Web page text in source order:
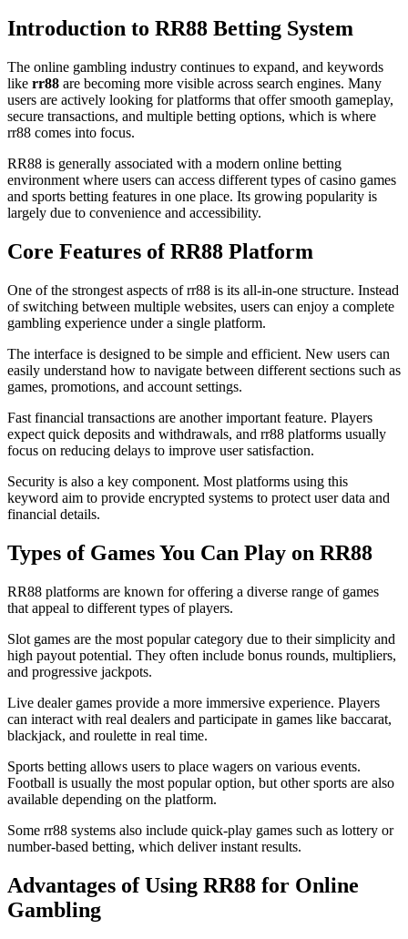
Introduction to RR88 Betting System
The online gambling industry continues to expand, and keywords
like rr88 are becoming more visible across search engines. Many
users are actively looking for platforms that offer smooth gameplay,
secure transactions, and multiple betting options, which is where
rr88 comes into focus.
RR88 is generally associated with a modern online betting
environment where users can access different types of casino games
and sports betting features in one place. Its growing popularity is
largely due to convenience and accessibility.
Core Features of RR88 Platform
One of the strongest aspects of rr88 is its all-in-one structure. Instead
of switching between multiple websites, users can enjoy a complete
gambling experience under a single platform.
The interface is designed to be simple and efficient. New users can
easily understand how to navigate between different sections such as
games, promotions, and account settings.
Fast financial transactions are another important feature. Players
expect quick deposits and withdrawals, and rr88 platforms usually
focus on reducing delays to improve user satisfaction.
Security is also a key component. Most platforms using this
keyword aim to provide encrypted systems to protect user data and
financial details.
Types of Games You Can Play on RR88
RR88 platforms are known for offering a diverse range of games
that appeal to different types of players.
Slot games are the most popular category due to their simplicity and
high payout potential. They often include bonus rounds, multipliers,
and progressive jackpots.
Live dealer games provide a more immersive experience. Players
can interact with real dealers and participate in games like baccarat,
blackjack, and roulette in real time.
Sports betting allows users to place wagers on various events.
Football is usually the most popular option, but other sports are also
available depending on the platform.
Some rr88 systems also include quick-play games such as lottery or
number-based betting, which deliver instant results.
Advantages of Using RR88 for Online
Gambling